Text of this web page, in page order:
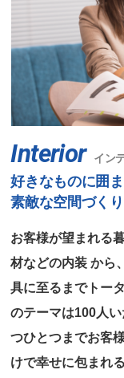
Interior イン
好きなものに囲
素敵な空間づく
お客様が望まれる
材などの内装 から
具に至るまでトー
のテーマは100人
つひとつまでお客
けで幸せに包まれ